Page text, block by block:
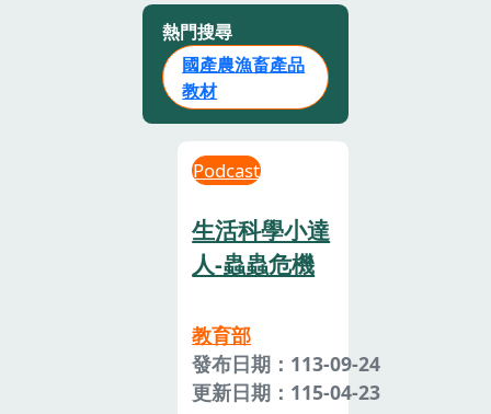
熱門搜尋
國產農漁畜產品
教材
Podcast
生活科學小達
人-蟲蟲危機
教育部
發布日期：113-09-24
更新日期：115-04-23